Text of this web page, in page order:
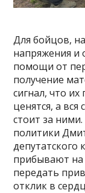
Для бойцов,
напряжения и
помощи от
получение
сигнал, что
ценятся, а вся
стоит за
политики
депутатского
прибывают на
передать
отклик в